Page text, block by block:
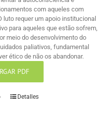
com aqueles com
luto requer um apoio institucional
para aqueles que estão sofrem,
meio do desenvolvimento do
paliativos, fundamental
ético de não os abandonar.
PDF
Detalles